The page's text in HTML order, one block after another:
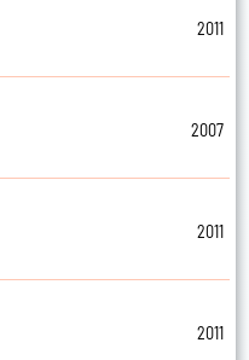
2011
2007
2011
2011